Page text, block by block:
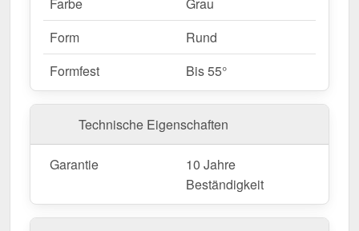
Farbe
Grau
Form
Rund
Formfest
Bis 55°
Technische Eigenschaften
Garantie
10 Jahre
Beständigkeit